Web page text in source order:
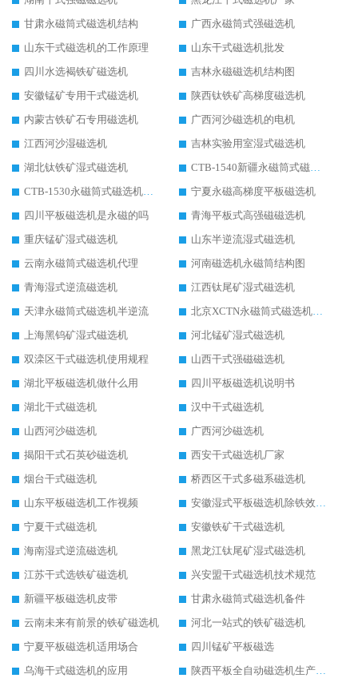
甘肃永磁筒式磁选机结构
广西永磁筒式强磁选机
山东干式磁选机的工作原理
山东干式磁选机批发
四川水选褐铁矿磁选机
吉林永磁磁选机结构图
安徽锰矿专用干式磁选机
陕西钛铁矿高梯度磁选机
内蒙古铁矿石专用磁选机
广西河沙磁选机的电机
江西河沙湿磁选机
吉林实验用室湿式磁选机
湖北钛铁矿湿式磁选机
CTB-1540新疆永磁筒式磁选机
CTB-1530永磁筒式磁选机代理商
宁夏永磁高梯度平板磁选机
四川平板磁选机是永磁的吗
青海平板式高强磁磁选机
重庆锰矿湿式磁选机
山东半逆流湿式磁选机
云南永磁筒式磁选机代理
河南磁选机永磁筒结构图
青海湿式逆流磁选机
江西钛尾矿湿式磁选机
天津永磁筒式磁选机半逆流
北京XCTN永磁筒式磁选机磁块位置
上海黑钨矿湿式磁选机
河北锰矿湿式磁选机
双滦区干式磁选机使用规程
山西干式强磁磁选机
湖北平板磁选机做什么用
四川平板磁选机说明书
湖北干式磁选机
汉中干式磁选机
山西河沙磁选机
广西河沙磁选机
揭阳干式石英砂磁选机
西安干式磁选机厂家
烟台干式磁选机
桥西区干式多磁系磁选机
山东平板磁选机工作视频
安徽湿式平板磁选机除铁效果怎么样
宁夏干式磁选机
安徽铁矿干式磁选机
海南湿式逆流磁选机
黑龙江钛尾矿湿式磁选机
江苏干式选铁矿磁选机
兴安盟干式磁选机技术规范
新疆平板磁选机皮带
甘肃永磁筒式磁选机备件
云南未来有前景的铁矿磁选机
河北一站式的铁矿磁选机
宁夏平板磁选机适用场合
四川锰矿平板磁选
乌海干式磁选机的应用
陕西平板全自动磁选机生产厂家